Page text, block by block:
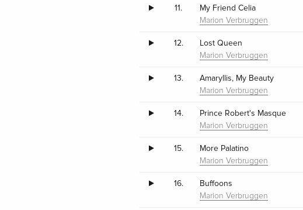
11. My Friend Celia
Marion Verbruggen
12. Lost Queen
Marion Verbruggen
13. Amaryllis, My Beauty
Marion Verbruggen
14. Prince Robert's Masque
Marion Verbruggen
15. More Palatino
Marion Verbruggen
16. Buffoons
Marion Verbruggen